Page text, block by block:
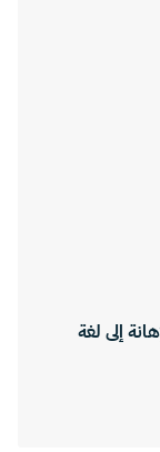
إلى لغة